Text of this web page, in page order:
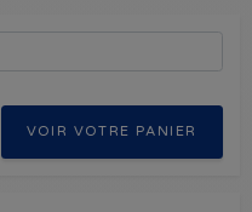
VOIR VOTRE PANIER